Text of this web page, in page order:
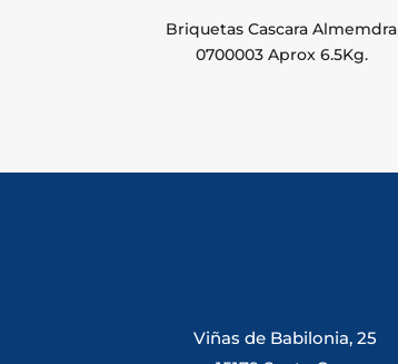
Briquetas Cascara Almemdra
0700003 Aprox 6.5Kg.
Viñas de Babilonia, 25